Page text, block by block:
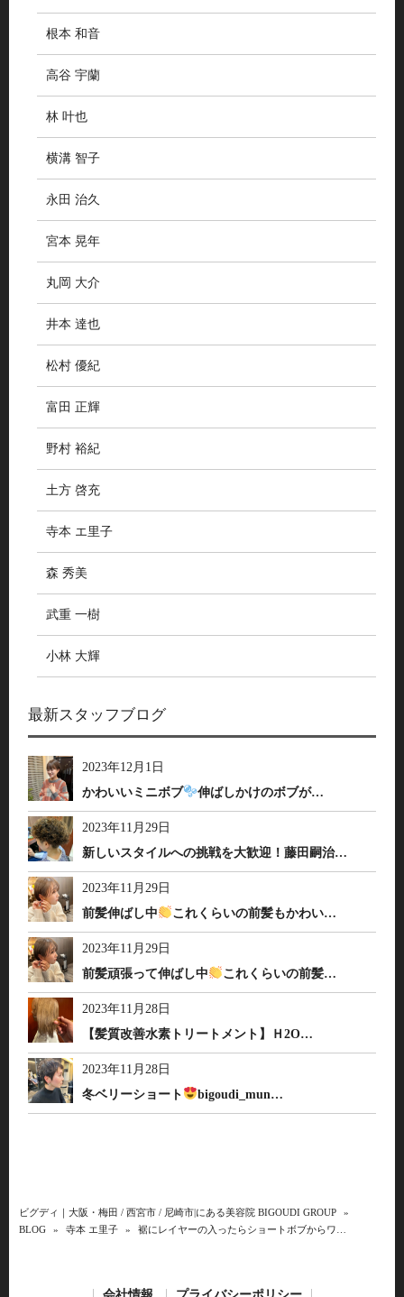
根本 和音
高谷 宇蘭
林 叶也
横溝 智子
永田 治久
宮本 晃年
丸岡 大介
井本 達也
松村 優紀
富田 正輝
野村 裕紀
土方 啓充
寺本 エ里子
森 秀美
武重 一樹
小林 大輝
最新スタッフブログ
2023年12月1日
かわいいミニボブ
伸ばしかけのボブが…
2023年11月29日
新しいスタイルへの挑戦を大歓迎！藤田嗣治…
2023年11月29日
前髪伸ばし中
これくらいの前髪もかわい…
2023年11月29日
前髪頑張って伸ばし中
これくらいの前髪…
2023年11月28日
【髪質改善水素トリートメント】Ｈ2O…
2023年11月28日
冬ベリーショート
bigoudi_mun…
ビグディ｜大阪・梅田 / 西宮市 / 尼崎市|にある美容院 BIGOUDI GROUP
»
BLOG
» 寺本 エ里子 » 裾にレイヤーの入ったらショートボブからワ…